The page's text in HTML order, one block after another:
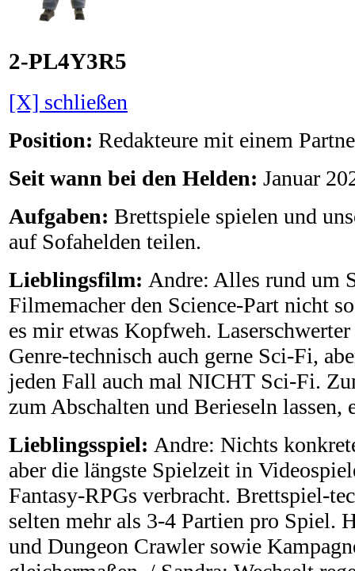
2-PL4Y3R5
[X] schließen
Position: Redakteure mit einem
Seit wann bei den Helden: Januar
Aufgaben: Brettspiele spielen und
auf Sofahelden teilen.
Lieblingsfilm: Andre: Alles rund um
Filmemacher den Science-Part nicht
es mir etwas Kopfweh.
Genre-technisch auch gerne Sci-Fi,
jeden Fall auch mal NICHT Sci-Fi.
zum Abschalten und Berieseln lassen,
Lieblingsspiel: Andre: Nichts
aber die längste Spielzeit in
Fantasy-RPGs verbracht. Brettspiel-
selten mehr als 3-4 Partien pro Spiel.
und Dungeon Crawler sowie